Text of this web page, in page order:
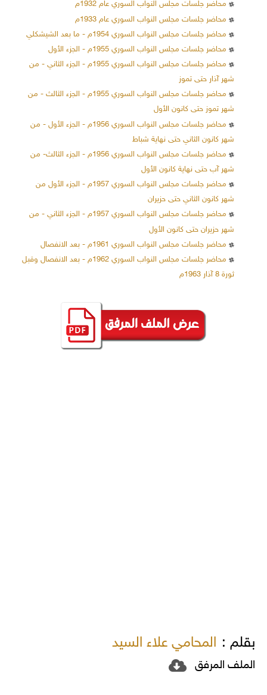
محاضر جلسات مجلس النواب السوري عام 1932م
محاضر جلسات مجلس النواب السوري عام 1933م
محاضر جلسات مجلس النواب السوري 1954م - ما بعد الشيشكلي
محاضر جلسات مجلس النواب السوري 1955م - الجزء الأول
محاضر جلسات مجلس النواب السوري 1955م - الجزء الثاني - من
شهر آذار حتى تموز
محاضر جلسات مجلس النواب السوري 1955م - الجزء الثالث - من
شهر تموز حتى كانون الأول
محاضر جلسات مجلس النواب السوري 1956م - الجزء الأول - من
شهر كانون الثاني حتى نهاية شباط
محاضر جلسات مجلس النواب السوري 1956م - الجزء الثالث- من
شهر آب حتى نهاية كانون الأول
محاضر جلسات مجلس النواب السوري 1957م - الجزء الأول من
شهر كانون الثاني حتى حزيران
محاضر جلسات مجلس النواب السوري 1957م - الجزء الثاني - من
شهر حزيران حتى كانون الأول
محاضر جلسات مجلس النواب السوري 1961م - بعد الانفصال
محاضر جلسات مجلس النواب السوري 1962م - بعد الانفصال وقبل
ثورة 8 آذار 1963م
بقلم : المحامي علاء السيد
الملف المرفق